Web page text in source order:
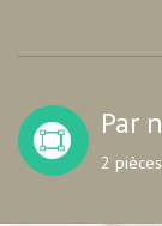
Par
2